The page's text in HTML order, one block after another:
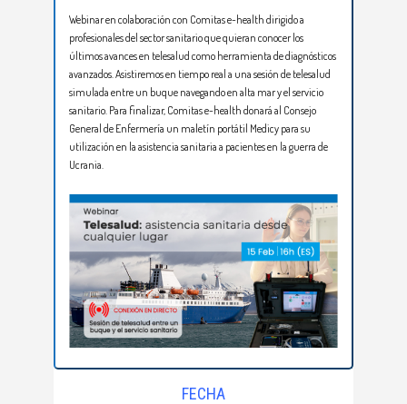
Webinar en colaboración con Comitas e-health dirigido a
profesionales del sector sanitario que quieran conocer los
últimos avances en telesalud como herramienta de diagnósticos
avanzados. Asistiremos en tiempo real a una sesión de telesalud
simulada entre un buque navegando en alta mar y el servicio
sanitario. Para finalizar, Comitas e-health donará al Consejo
General de Enfermería un maletín portátil Medicy para su
utilización en la asistencia sanitaria a pacientes en la guerra de
Ucrania.
FECHA